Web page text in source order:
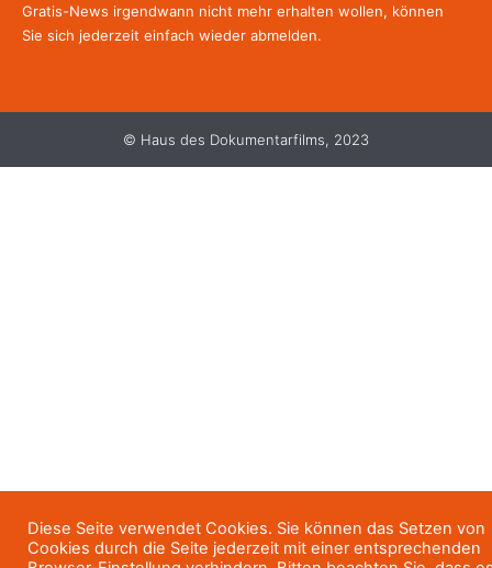
Gratis-News irgendwann nicht mehr erhalten wollen, können
Sie sich jederzeit einfach wieder abmelden.
© Haus des Dokumentarfilms, 2023
Diese Seite verwendet Cookies. Sie können das Setzen von
Cookies durch die Seite jederzeit mit einer entsprechenden